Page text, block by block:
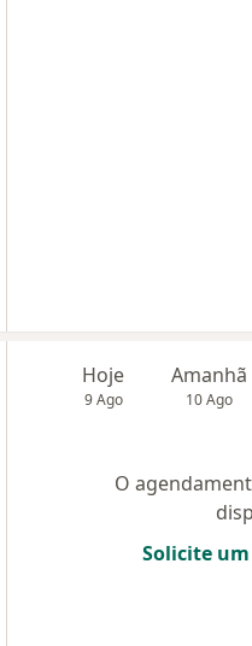
Hoje
9 Ago
Amanhã
10 Ago
O
Solicite